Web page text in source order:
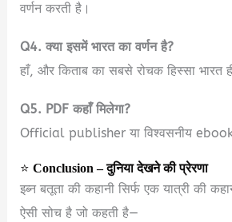
वर्णन करती है।
Q4. क्या इसमें भारत का वर्णन है?
हाँ, और किताब का सबसे रोचक हिस्सा भारत
Q5. PDF कहाँ मिलेगा?
Official publisher या विश्वसनीय
⭐Conclusion – दुनिया देखने की प्रेरणा
इब्न बतूता की कहानी सिर्फ एक यात्री की
ऐसी सोच है जो कहती है—